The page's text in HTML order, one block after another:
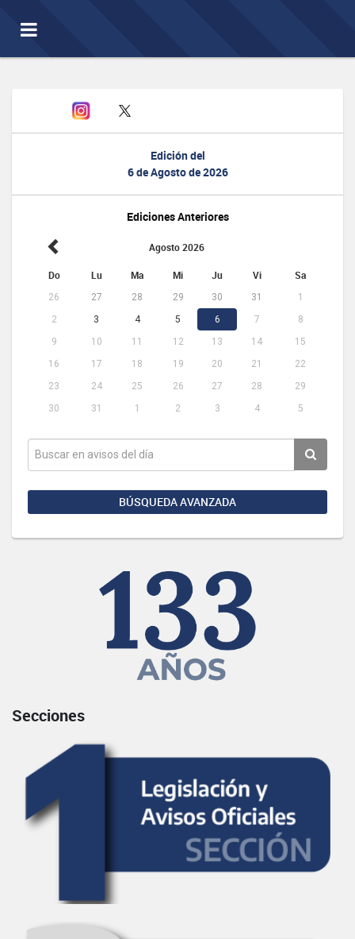
Toggle
navigation
Edición del
6 de Agosto de 2026
Ediciones Anteriores
Agosto 2026
Do Lu Ma Mi Ju Vi Sa
26 27 28 29 30 31
1
2
3 4 5 6 7
8
9
10 11 12 13 14
15
16
17 18 19 20 21
22
23
24 25 26 27 28
29
30
31 1 2 3 4 5
BÚSQUEDA AVANZADA
Secciones